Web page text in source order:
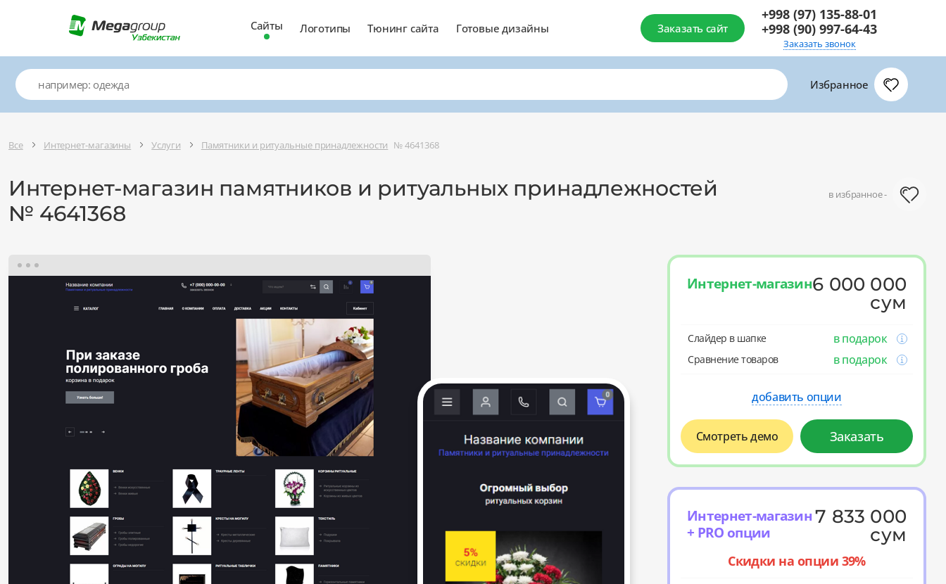
Сайты Логотипы Тюнинг сайта Готовые дизайны Заказать сайт
+998 (97) 135-88-01
+998 (90) 997-64-43
Заказать звонок
Избранное
Все Интернет-магазины Услуги Памятники и ритуальные принадлежности № 4641368
Интернет-магазин памятников и ритуальных принадлежностей
№ 4641368
в избранное -
Интернет-магазин6 000 000
сум
Слайдер в шапке в подарок
Cравнение товаров в подарок
добавить опции
Смотреть демо Заказать
Интернет-магазин
+ PRO опции
7 833 000
сум
Скидки на опции 39%